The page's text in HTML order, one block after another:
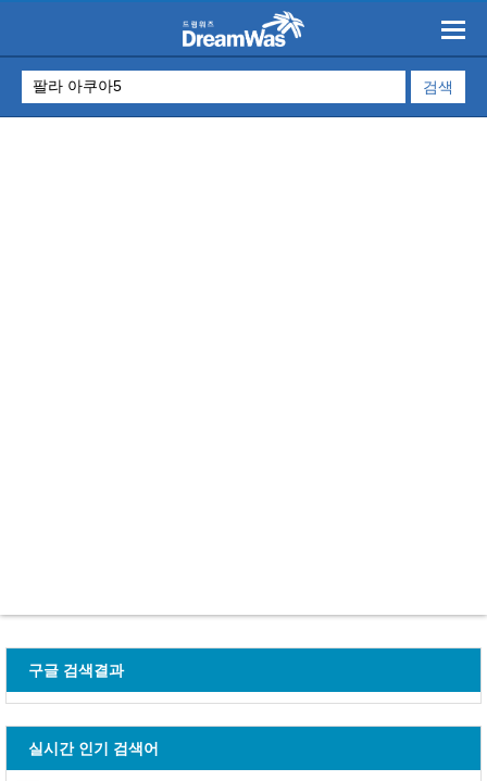
구글 검색결과
실시간 인기 검색어